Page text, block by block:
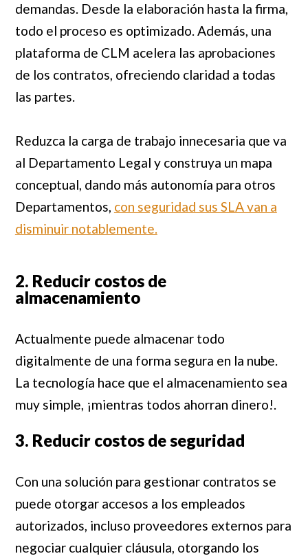
demandas. Desde la elaboración hasta la firma,
todo el proceso es optimizado. Además, una
plataforma de CLM acelera las aprobaciones
de los contratos, ofreciendo claridad a todas
las partes.
Reduzca la carga de trabajo innecesaria que va
al Departamento Legal y construya un mapa
conceptual, dando más autonomía para otros
Departamentos, con seguridad sus SLA van a
disminuir notablemente.
2. Reducir costos de
almacenamiento
Actualmente puede almacenar todo
digitalmente de una forma segura en la nube.
La tecnología hace que el almacenamiento sea
muy simple, ¡mientras todos ahorran dinero!.
3. Reducir costos de seguridad
Con una solución para gestionar contratos se
puede otorgar accesos a los empleados
autorizados, incluso proveedores externos para
negociar cualquier cláusula, otorgando los